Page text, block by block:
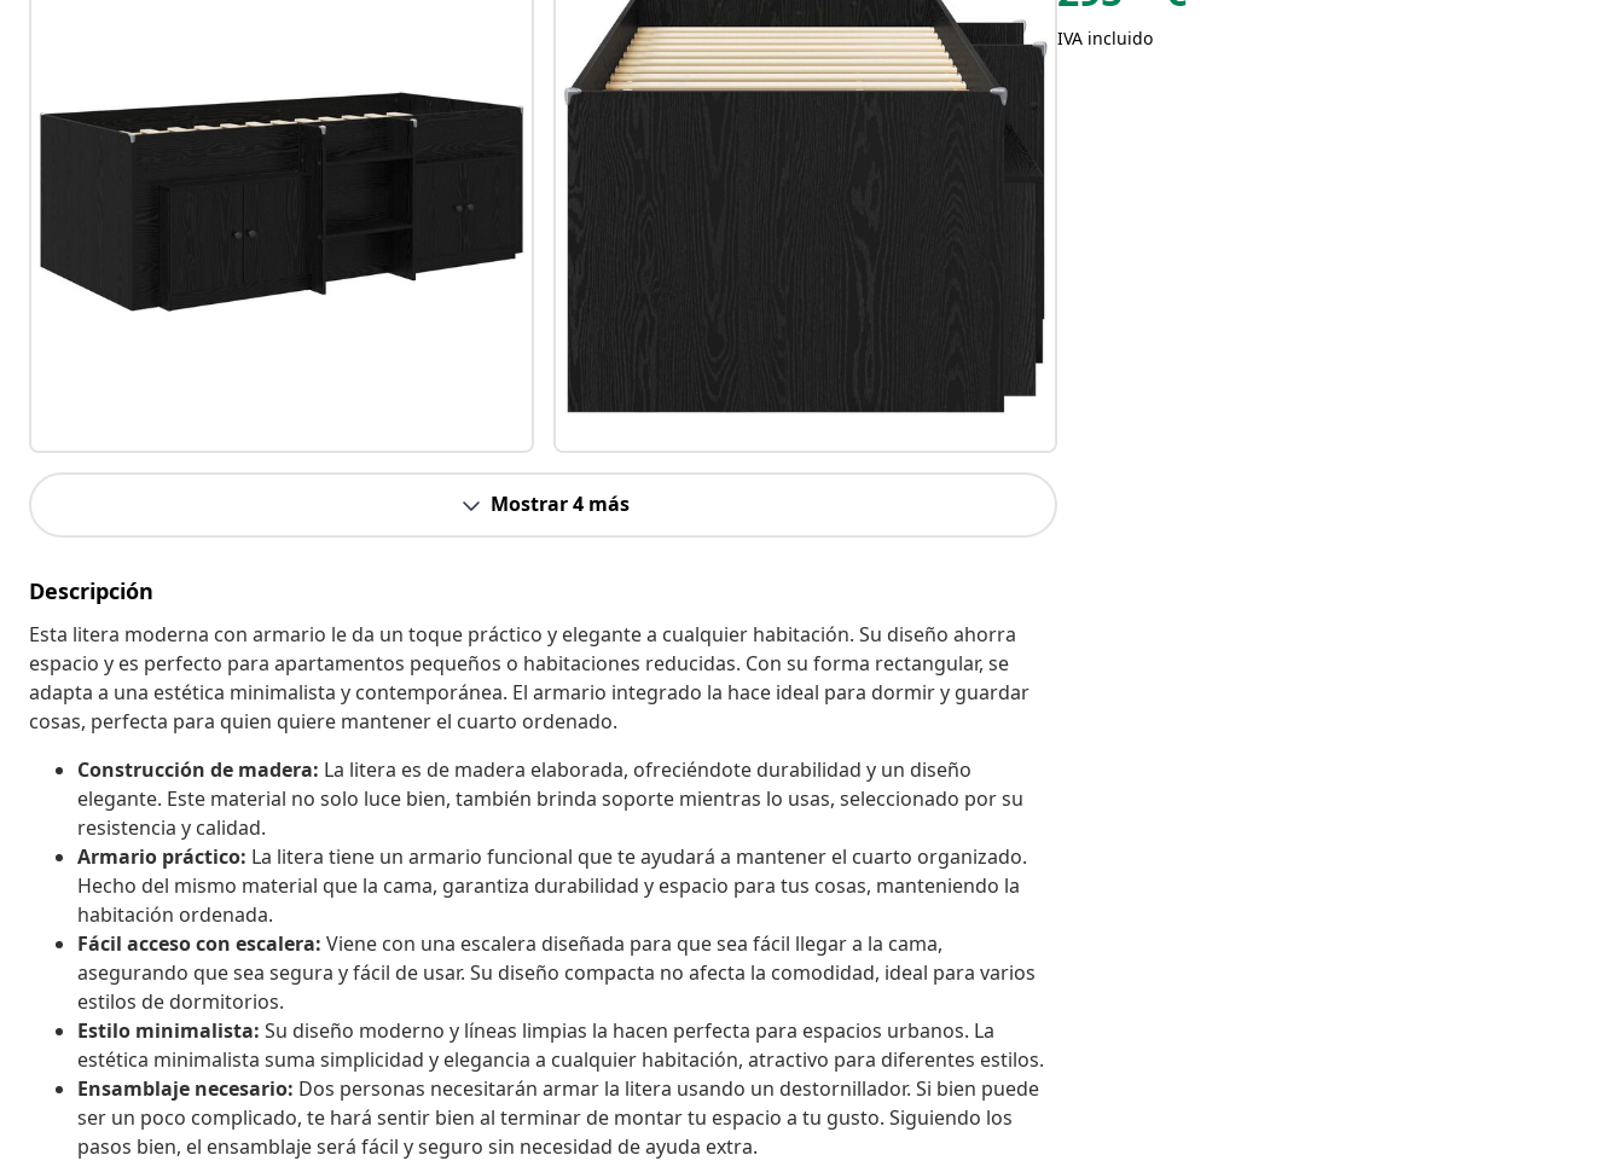
Mostrar 4 más
Descripción
Esta litera moderna con armario le da un toque práctico y elegante a cualquier habitación. Su diseño ahorra
espacio y es perfecto para apartamentos pequeños o habitaciones reducidas. Con su forma rectangular, se
adapta a una estética minimalista y contemporánea. El armario integrado la hace ideal para dormir y guardar
cosas, perfecta para quien quiere mantener el cuarto ordenado.
Construcción de madera: La litera es de madera elaborada, ofreciéndote durabilidad y un diseño
elegante. Este material no solo luce bien, también brinda soporte mientras lo usas, seleccionado por su
resistencia y calidad.
Armario práctico: La litera tiene un armario funcional que te ayudará a mantener el cuarto organizado.
Hecho del mismo material que la cama, garantiza durabilidad y espacio para tus cosas, manteniendo la
habitación ordenada.
Fácil acceso con escalera: Viene con una escalera diseñada para que sea fácil llegar a la cama,
asegurando que sea segura y fácil de usar. Su diseño compacta no afecta la comodidad, ideal para varios
estilos de dormitorios.
Estilo minimalista: Su diseño moderno y líneas limpias la hacen perfecta para espacios urbanos. La
estética minimalista suma simplicidad y elegancia a cualquier habitación, atractivo para diferentes estilos.
Ensamblaje necesario: Dos personas necesitarán armar la litera usando un destornillador. Si bien puede
ser un poco complicado, te hará sentir bien al terminar de montar tu espacio a tu gusto. Siguiendo los
pasos bien, el ensamblaje será fácil y seguro sin necesidad de ayuda extra.
IVA incluido